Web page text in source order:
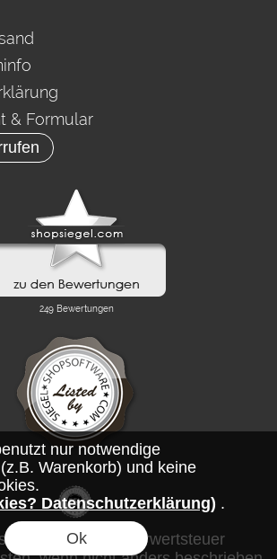
nur notwendige
Warenkorb) und keine
Datenschutzerklärung) .
Ok
& Formular
inkl. gesetzl. Mehrwertsteuer